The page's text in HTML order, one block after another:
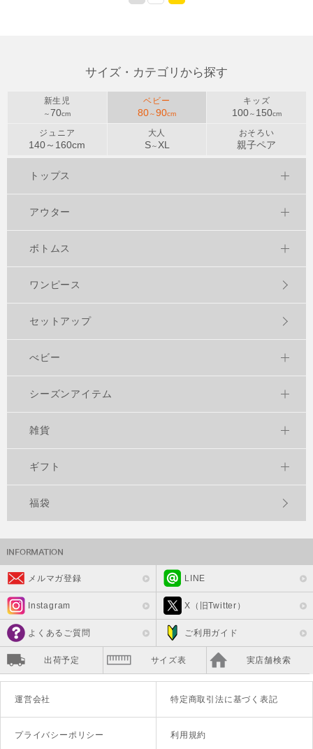
サイズ・カテゴリから探す
新生児
～ 70cm
ベビー
80～90cm
キッズ
100～ 150cm
ジュニア
140～ 160cm
大人
S～ XL
おそろい
親子ペア
トップス
アウター
ボトムス
ワンピース
セットアップ
べビー
シーズンアイテム
雑貨
ギフト
福袋
メルマガ登録 LINE
Instagram X（旧Twitter）
よくあるご質問 ご利用ガイド
出荷予定 サイズ表 実店舗検索
運営会社 特定商取引法に基づく表記
プライバシーポリシー 利用規約